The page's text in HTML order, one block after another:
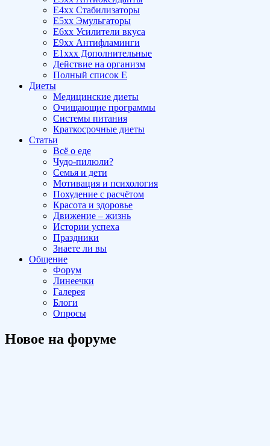
E4xx Стабилизаторы
E5xx Эмульгаторы
E6xx Усилители вкуса
E9xx Антифламинги
E1xxx Дополнительные
Действие на организм
Полный список E
Диеты
Медицинские диеты
Очищающие программы
Системы питания
Краткосрочные диеты
Статьи
Всё о еде
Чудо-пилюли?
Семья и дети
Мотивация и психология
Похудение с расчётом
Красота и здоровье
Движение – жизнь
Истории успеха
Праздники
Знаете ли вы
Общение
Форум
Линеечки
Галерея
Блоги
Опросы
Новое на форуме